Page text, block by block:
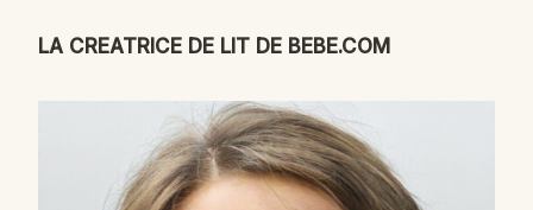
LA CREATRICE DE LIT DE BEBE.COM